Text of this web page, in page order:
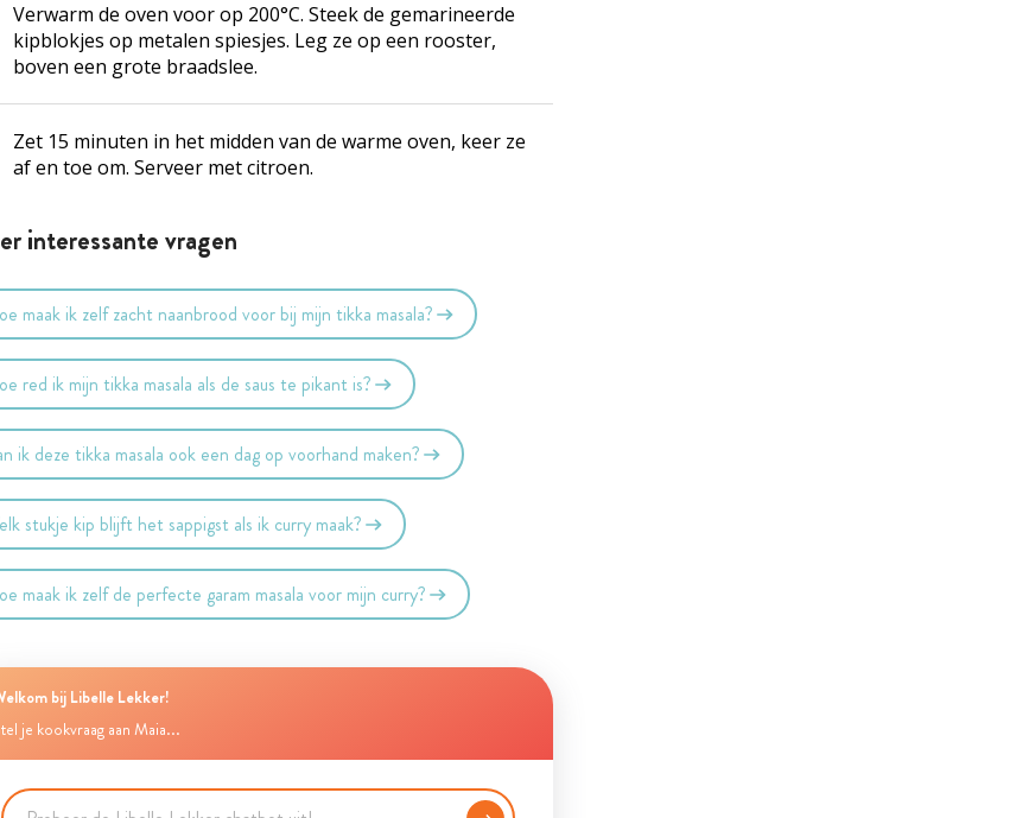
Verwarm de oven voor op 200°C. Steek de gemarineerde
kipblokjes op metalen spiesjes. Leg ze op een rooster,
boven een grote braadslee.
Zet 15 minuten in het midden van de warme oven, keer ze
af en toe om. Serveer met citroen.
interessante vragen
maak ik zelf zacht naanbrood voor bij mijn tikka masala?
red ik mijn tikka masala als de saus te pikant is?
ik deze tikka masala ook een dag op voorhand maken?
stukje kip blijft het sappigst als ik curry maak?
maak ik zelf de perfecte garam masala voor mijn curry?
bij Libelle Lekker!
je kookvraag aan Maia...